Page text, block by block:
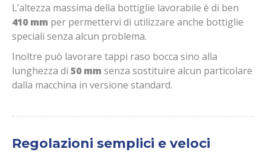
L’altezza massima della bottiglie lavorabile è di ben
410 mm per permettervi di utilizzare anche bottiglie
speciali senza alcun problema.
Inoltre può lavorare tappi raso bocca sino alla
lunghezza di 50 mm senza sostituire alcun particolare
dalla macchina in versione standard.
Regolazioni semplici e veloci